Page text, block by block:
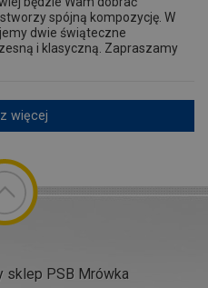
spójną kompozycję. W
dwie świąteczne
i klasyczną. Zapraszamy
więcej
sklep PSB Mrówka